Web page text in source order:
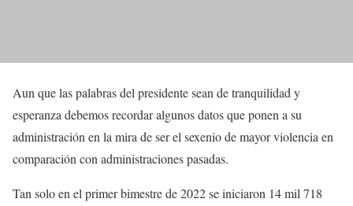
Aun que las palabras del presidente sean de tranquilidad y
esperanza debemos recordar algunos datos que ponen a su
administración en la mira de ser el sexenio de mayor violencia en
comparación con administraciones pasadas.
Tan solo en el primer bimestre de 2022 se iniciaron 14 mil 718